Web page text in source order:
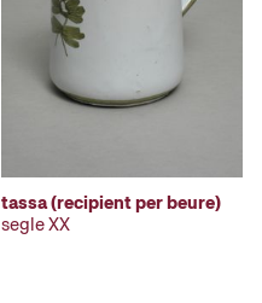
tassa (recipient per beure)
segle XX